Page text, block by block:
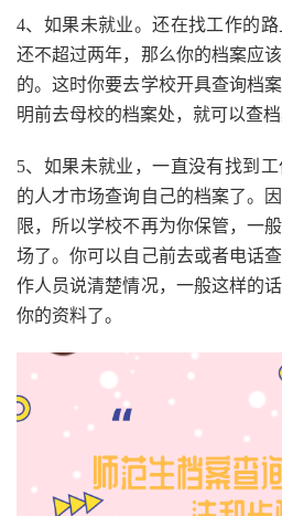
4、如果未就业。还在找工作的
还不超过两年，那么你的档案应
的。这时你要去学校开具查询档
明前去母校的档案处，就可以查档
5、如果未就业，一直没有找到
的人才市场查询自己的档案了。
限，所以学校不再为你保管，一
场了。你可以自己前去或者电话
作人员说清楚情况，一般这样的
你的资料了。